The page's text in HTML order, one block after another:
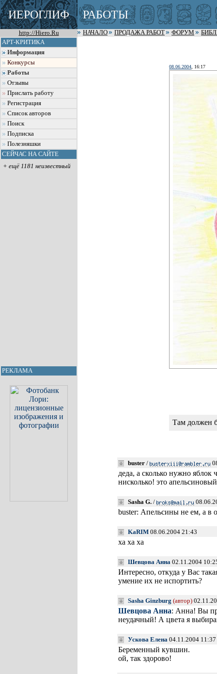
ИЕРОГЛИФ РАБОТЫ
http://Hiero.Ru НАЧАЛО ПРОДАЖА РАБОТ ФОРУМ
АРТ-КРИТИКА
Информация
Конкурсы
Работы
Отзывы
Прислать работу
Регистрация
Список авторов
Поиск
Подписка
Полезняшки
СЕЙЧАС НА САЙТЕ
+ ещё 1181 неизвестный
РЕКЛАМА
08.06.2004 , 16:17
Там должен
buster /
деда, а сколько нужно яблок
нисколько! это
Sasha G. /
buster: Апельсины не ем, а
KaRIM 08.06.2004 21:43
ха ха ха
Шевцова Анна 02.11.2004
Интересно, откуда у Вас
умение их не испортить?
Sasha Ginzburg (автор)
Шевцова Анна: Анна! Вы
неудачный! А цвета я
Ускова Елена 04.11.2004 11:37
Беременный кувшин.
ой, так здорово!